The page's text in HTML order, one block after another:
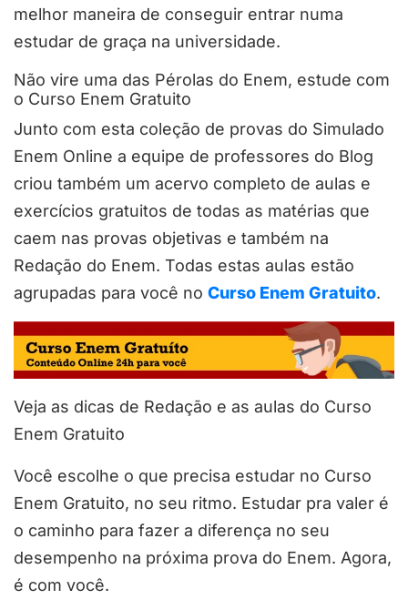
melhor maneira de conseguir entrar numa
estudar de graça na universidade.
Não vire uma das Pérolas do Enem, estude com
o Curso Enem Gratuito
Junto com esta coleção de provas do Simulado
Enem Online a equipe de professores do Blog
criou também um acervo completo de aulas e
exercícios gratuitos de todas as matérias que
caem nas provas objetivas e também na
Redação do Enem. Todas estas aulas estão
agrupadas para você no Curso Enem Gratuito.
Veja as dicas de Redação e as aulas do Curso
Enem Gratuito
Você escolhe o que precisa estudar no Curso
Enem Gratuito, no seu ritmo. Estudar pra valer é
o caminho para fazer a diferença no seu
desempenho na próxima prova do Enem. Agora,
é com você.